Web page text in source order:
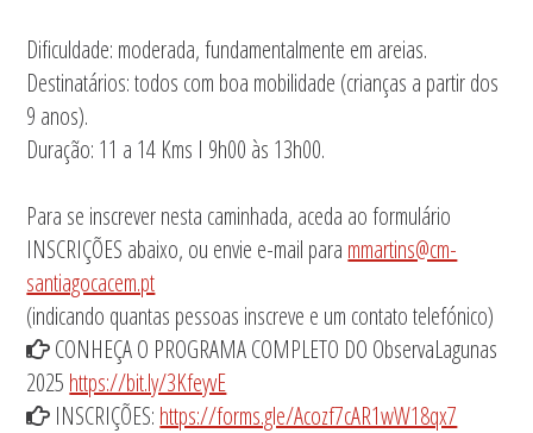
Dificuldade: moderada, fundamentalmente em areias.
Destinatários: todos com boa mobilidade (crianças a partir dos
9 anos).
Duração: 11 a 14 Kms I 9h00 às 13h00.
Para se inscrever nesta caminhada, aceda ao formulário
INSCRIÇÕES abaixo, ou envie e-mail para mmartins@cm-
santiagocacem.pt
(indicando quantas pessoas inscreve e um contato telefónico)
CONHEÇA O PROGRAMA COMPLETO DO ObservaLagunas
2025 https://bit.ly/3KfeyvE
INSCRIÇÕES: https://forms.gle/Acozf7cAR1wW18qx7